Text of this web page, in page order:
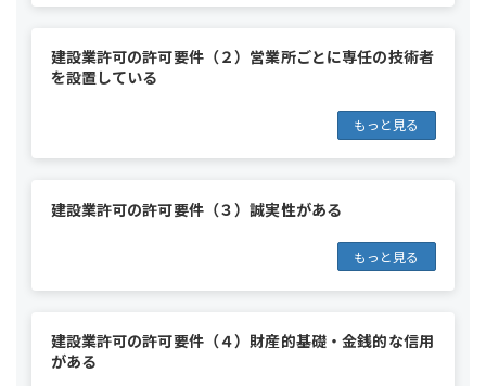
建設業許可の許可要件（２）営業所ごとに専任の技術者
を設置している
もっと見る
建設業許可の許可要件（３）誠実性がある
もっと見る
建設業許可の許可要件（４）財産的基礎・金銭的な信用
がある